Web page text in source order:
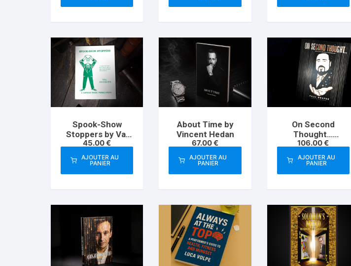
Spook-Show
Stoppers by Val
Andrews
45.00€
AJOUTER AU
PANIER
About Time by
Vincent Hedan
67.00€
AJOUTER AU
PANIER
On Second
Thought…
Mentalism,
Meaning, and
Performance by
Paul Draper
106.00€
AJOUTER AU
PANIER